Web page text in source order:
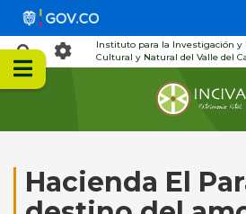
Instituto para la Investigación
Cultural y Natural del Valle del
Hacienda El